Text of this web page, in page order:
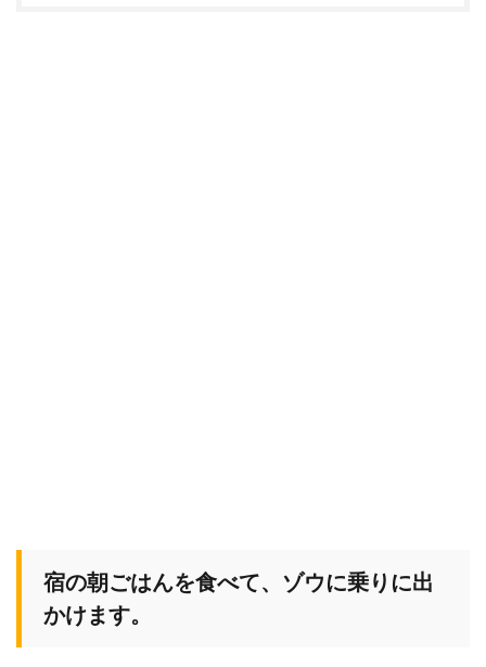
宿の朝ごはんを食べて、ゾウに乗りに出
かけます。